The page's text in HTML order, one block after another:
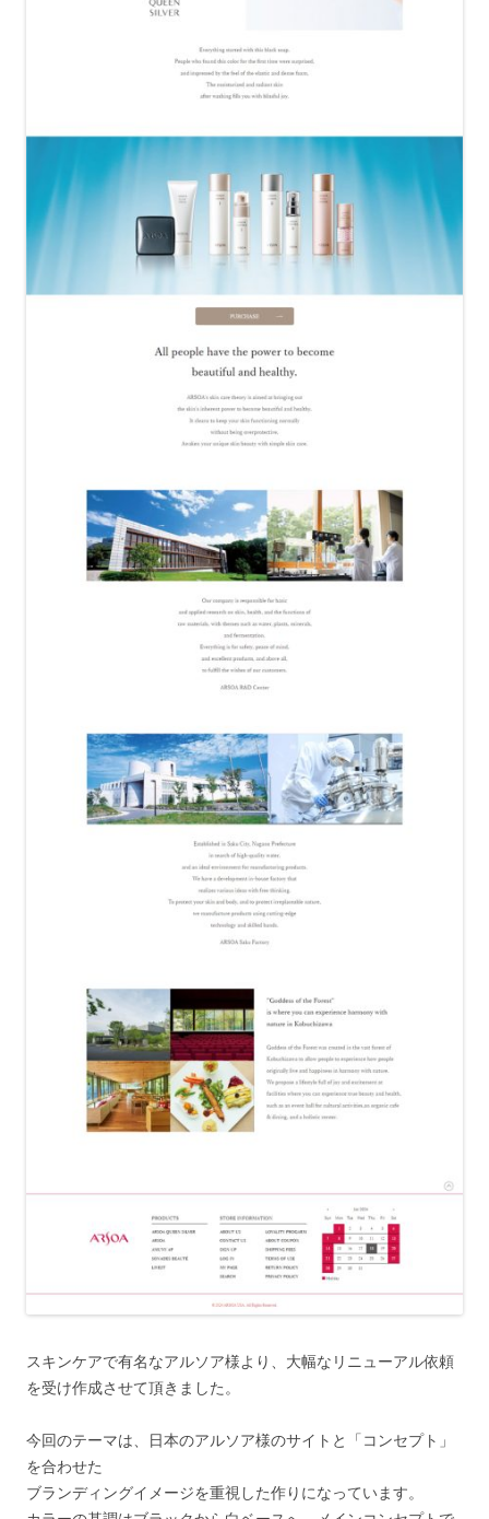
スキンケアで有名なアルソア様より、大幅なリニューアル依頼
を受け作成させて頂きました。
今回のテーマは、日本のアルソア様のサイトと「コンセプト」
を合わせた
ブランディングイメージを重視した作りになっています。